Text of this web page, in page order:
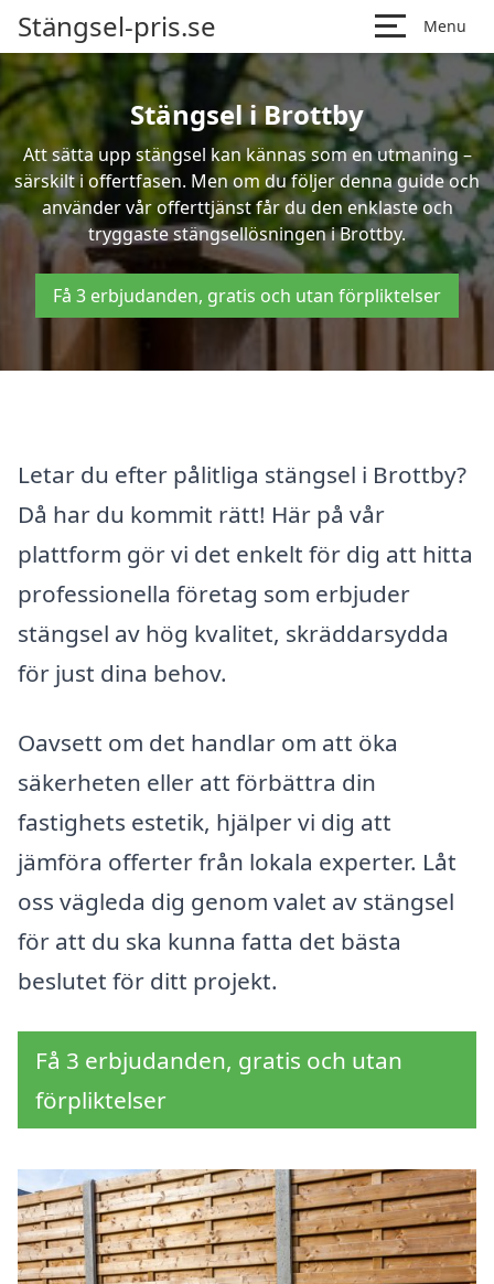
Stängsel-pris.se Menu
Stängsel i Brottby
Att sätta upp stängsel kan kännas som en utmaning –
särskilt i offertfasen. Men om du följer denna guide och
använder vår offerttjänst får du den enklaste och
tryggaste stängsellösningen i Brottby.
Få 3 erbjudanden, gratis och utan förpliktelser
Letar du efter pålitliga stängsel i Brottby?
Då har du kommit rätt! Här på vår
plattform gör vi det enkelt för dig att hitta
professionella företag som erbjuder
stängsel av hög kvalitet, skräddarsydda
för just dina behov.
Oavsett om det handlar om att öka
säkerheten eller att förbättra din
fastighets estetik, hjälper vi dig att
jämföra offerter från lokala experter. Låt
oss vägleda dig genom valet av stängsel
för att du ska kunna fatta det bästa
beslutet för ditt projekt.
Få 3 erbjudanden, gratis och utan
förpliktelser